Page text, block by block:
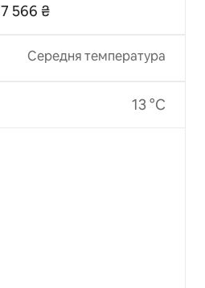
7 566 ₴
Середня температура
13 °C